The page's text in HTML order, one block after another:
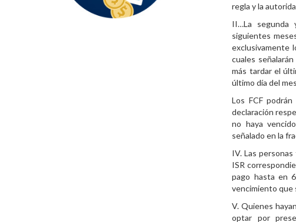
regla y la
II…La segunda
siguientes
exclusivamente
cuales
más tardar el
último día del
Los FCF
declaración
no haya
señalado en la
IV. Las
ISR
pago hasta en
vencimiento que
V. Quienes
optar por